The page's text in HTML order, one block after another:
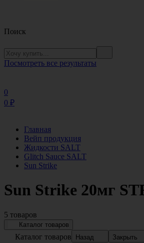
Поиск
Посмотреть все результаты
0
0 ₽
Главная
Вейп продукция
Жидкости SALT
Glitch Sauce SALT
Sun Strike
Sun Strike 20мг
5 товаров
Каталог товаров
Каталог товаров Назад Закрыть